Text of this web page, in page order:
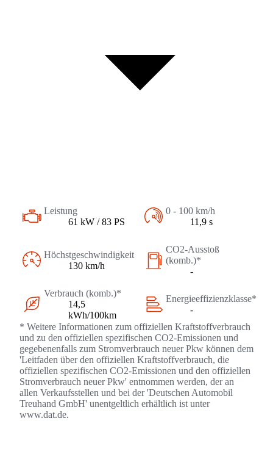
Leistung
61 kW / 83 PS
0 - 100 km/h
11,9 s
Höchstgeschwindigkeit
130 km/h
CO2-Ausstoß
(komb.)*
-
Verbrauch (komb.)*
14,5
kWh/100km
Energieeffizienzklasse*
-
* Weitere Informationen zum offiziellen Kraftstoffverbrauch
und zu den offiziellen spezifischen CO2-Emissionen und
gegebenenfalls zum Stromverbrauch neuer Pkw können dem
'Leitfaden über den offiziellen Kraftstoffverbrauch, die
offiziellen spezifischen CO2-Emissionen und den offiziellen
Stromverbrauch neuer Pkw' entnommen werden, der an
allen Verkaufsstellen und bei der 'Deutschen Automobil
Treuhand GmbH' unentgeltlich erhältlich ist unter
www.dat.de.